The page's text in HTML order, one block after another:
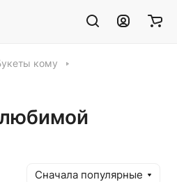
кому
Сначала популярные